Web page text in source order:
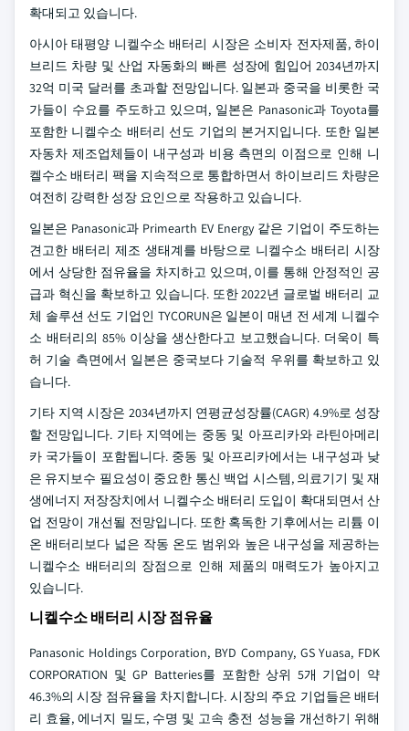
확대되고 있습니다.
아시아 태평양 니켈수소 배터리 시장은 소비자 전자제품, 하이
브리드 차량 및 산업 자동화의 빠른 성장에 힘입어 2034년까지
32억 미국 달러를 초과할 전망입니다. 일본과 중국을 비롯한 국
가들이 수요를 주도하고 있으며, 일본은 Panasonic과 Toyota를
포함한 니켈수소 배터리 선도 기업의 본거지입니다. 또한 일본
자동차 제조업체들이 내구성과 비용 측면의 이점으로 인해 니
켈수소 배터리 팩을 지속적으로 통합하면서 하이브리드 차량은
여전히 강력한 성장 요인으로 작용하고 있습니다.
일본은 Panasonic과 Primearth EV Energy 같은 기업이 주도하는
견고한 배터리 제조 생태계를 바탕으로 니켈수소 배터리 시장
에서 상당한 점유율을 차지하고 있으며, 이를 통해 안정적인 공
급과 혁신을 확보하고 있습니다. 또한 2022년 글로벌 배터리 교
체 솔루션 선도 기업인 TYCORUN은 일본이 매년 전 세계 니켈수
소 배터리의 85% 이상을 생산한다고 보고했습니다. 더욱이 특
허 기술 측면에서 일본은 중국보다 기술적 우위를 확보하고 있
습니다.
기타 지역 시장은 2034년까지 연평균성장률(CAGR) 4.9%로 성장
할 전망입니다. 기타 지역에는 중동 및 아프리카와 라틴아메리
카 국가들이 포함됩니다. 중동 및 아프리카에서는 내구성과 낮
은 유지보수 필요성이 중요한 통신 백업 시스템, 의료기기 및 재
생에너지 저장장치에서 니켈수소 배터리 도입이 확대되면서 산
업 전망이 개선될 전망입니다. 또한 혹독한 기후에서는 리튬 이
온 배터리보다 넓은 작동 온도 범위와 높은 내구성을 제공하는
니켈수소 배터리의 장점으로 인해 제품의 매력도가 높아지고
있습니다.
니켈수소 배터리 시장 점유율
Panasonic Holdings Corporation, BYD Company, GS Yuasa, FDK
CORPORATION 및 GP Batteries를 포함한 상위 5개 기업이 약
46.3%의 시장 점유율을 차지합니다. 시장의 주요 기업들은 배터
리 효율, 에너지 밀도, 수명 및 고속 충전 성능을 개선하기 위해